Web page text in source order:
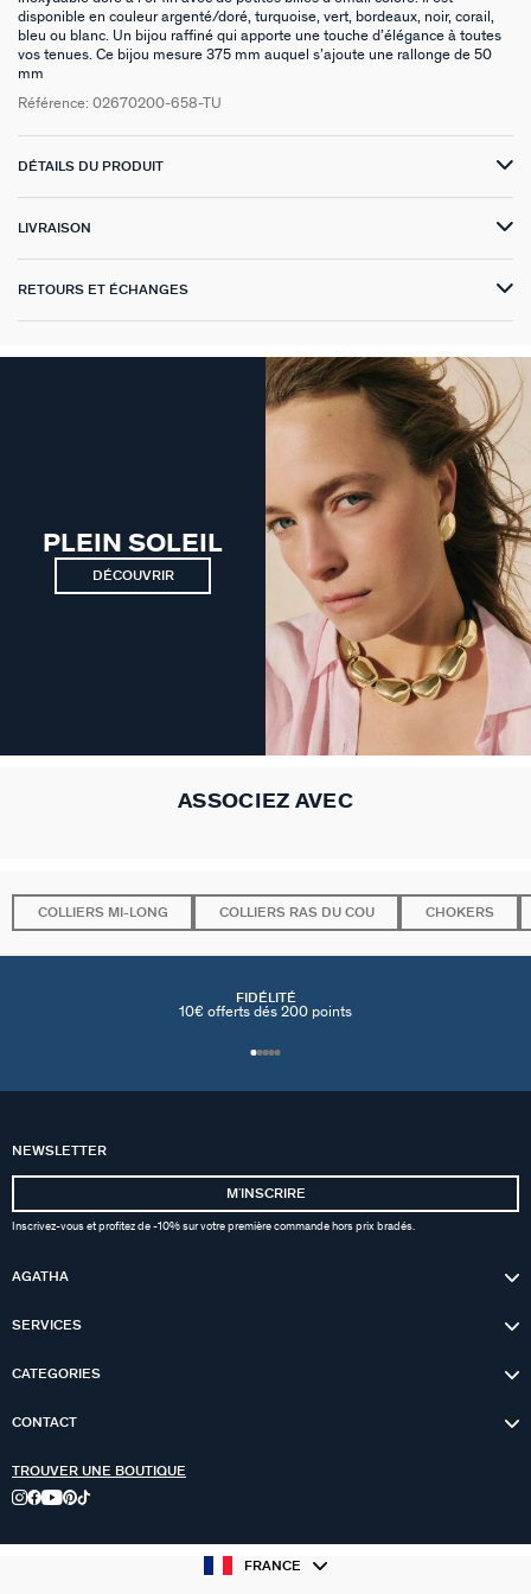
VICTOIRE
disponible en couleur argenté/doré, turquoise, vert, bordeaux, noir, corail,
bleu ou blanc. Un bijou raffiné qui apporte une touche d’élégance à toutes
vos tenues. Ce bijou mesure 375 mm auquel s’ajoute une rallonge de 50
mm
Référence: 02670200-658-TU
DÉTAILS DU PRODUIT
LIVRAISON
RETOURS ET ÉCHANGES
PLEIN SOLEIL
DÉCOUVRIR
ASSOCIEZ AVEC
COLLIERS MI-LONG COLLIERS RAS DU COU CHOKERS
FIDÉLITÉ
10€ offerts dés 200 points
NEWSLETTER
MʼINSCRIRE
Inscrivez-vous et profitez de -10% sur votre première commande hors prix bradés.
AGATHA
SERVICES
CATEGORIES
CONTACT
TROUVER UNE BOUTIQUE
FRANCE